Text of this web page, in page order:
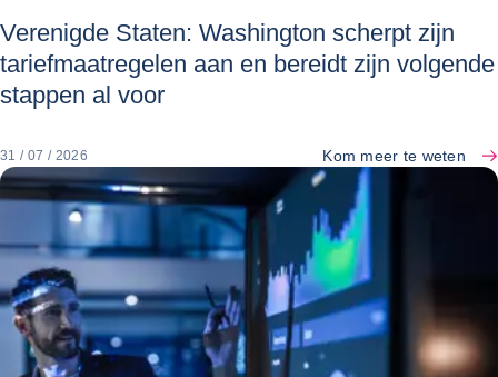
Verenigde Staten: Washington scherpt zijn
tariefmaatregelen aan en bereidt zijn volgende
stappen al voor
31 / 07 / 2026 Kom meer te weten